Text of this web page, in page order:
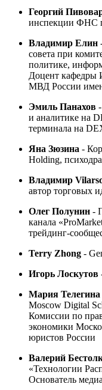
Георгий
инспекции ФНС
Владимир Елин
совета при
политике,
Доцент кафедры
МВД России
Эмиль Панахов
и аналитике на
терминала на
Яна Зюзина -
Holding,
Владимир
автор торговых
Олег Полунин -
канала
трейдинг-
Terry Zhong -
Игорь Лоскутов
Мария Телегина
Moscow Digital
Комиссии по
экономики
юристов России
Валерий
«Технологии
Основатель